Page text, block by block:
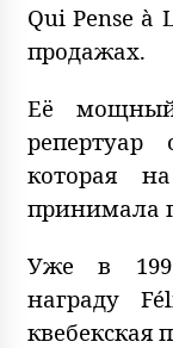
Qui Pense à
продажах.
Её
репертуар
которая
принимала
Уже в
награду
квебекская